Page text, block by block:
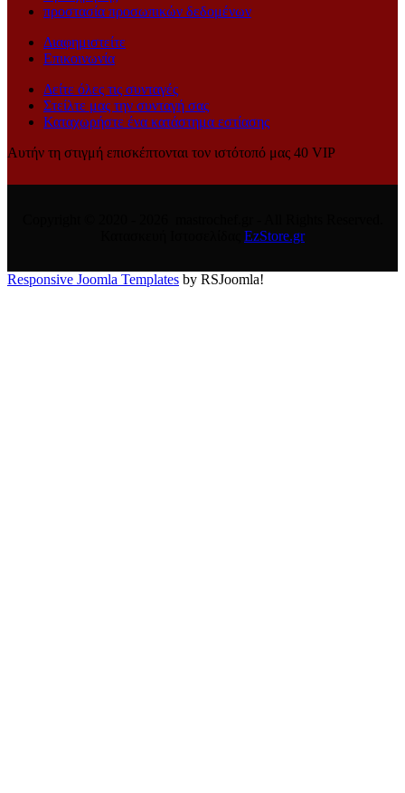
προστασία προσωπικών δεδομένων
Διαφημιστείτε
Επικοινωνία
Δείτε όλες τις συνταγές
Στείλτε μας την συνταγή σας
Καταχωρήστε ένα κατάστημα εστίασης
Αυτήν τη στιγμή επισκέπτονται τον ιστότοπό μας 40 VIP
EzStore.gr
Responsive Joomla Templates by RSJoomla!